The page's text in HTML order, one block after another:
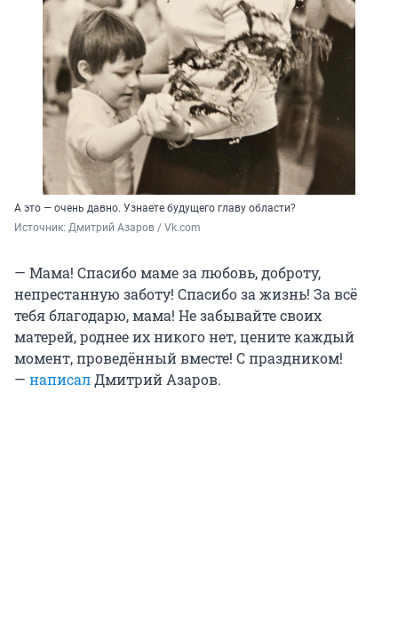
А это — очень давно. Узнаете будущего главу области?
Источник: Дмитрий Азаров / Vk.com
— Мама! Спасибо маме за любовь, доброту,
непрестанную заботу! Спасибо за жизнь! За всё
тебя благодарю, мама! Не забывайте своих
матерей, роднее их никого нет, цените каждый
момент, проведённый вместе! С праздником!
— написалДмитрий Азаров.